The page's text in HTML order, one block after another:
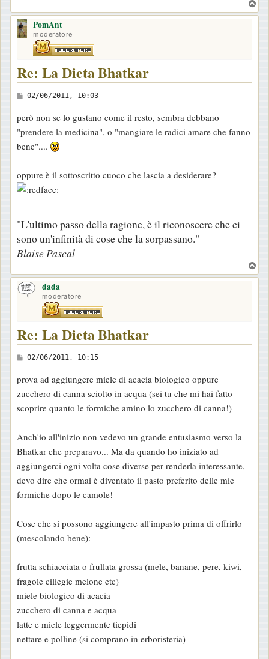
o
PomAnt
moderatore
Re: La Dieta Bhatkar
M
s
s
a
g
i
02/06/2011, 10:03
però non se lo gustano come il resto, sembra debbano
"prendere la medicina", o "mangiare le radici amare che fanno
bene"....
oppure è il sottoscritto cuoco che lascia a desiderare?
"L'ultimo passo della ragione, è il riconoscere che ci
sono un'infinità di cose che la sorpassano."
Blaise Pascal
o
dada
moderatore
Re: La Dieta Bhatkar
M
s
s
a
g
i
o
02/06/2011, 10:15
prova ad aggiungere miele di acacia biologico oppure
zucchero di canna sciolto in acqua (sei tu che mi hai fatto
scoprire quanto le formiche amino lo zucchero di canna!)
Anch'io all'inizio non vedevo un grande entusiasmo verso la
Bhatkar che preparavo... Ma da quando ho iniziato ad
aggiungerci ogni volta cose diverse per renderla interessante,
devo dire che ormai è diventato il pasto preferito delle mie
formiche dopo le camole!
Cose che si possono aggiungere all'impasto prima di offrirlo
(mescolando bene):
frutta schiacciata o frullata grossa (mele, banane, pere, kiwi,
fragole ciliegie melone etc)
miele biologico di acacia
zucchero di canna e acqua
latte e miele leggermente tiepidi
nettare e polline (si comprano in erboristeria)